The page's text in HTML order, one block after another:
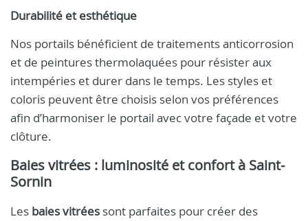
Durabilité et esthétique
Nos portails bénéficient de traitements anticorrosion
et de peintures thermolaquées pour résister aux
intempéries et durer dans le temps. Les styles et
coloris peuvent être choisis selon vos préférences
afin d’harmoniser le portail avec votre façade et votre
clôture.
Baies vitrées : luminosité et confort à Saint-
Sornin
Les baies vitrées sont parfaites pour créer des